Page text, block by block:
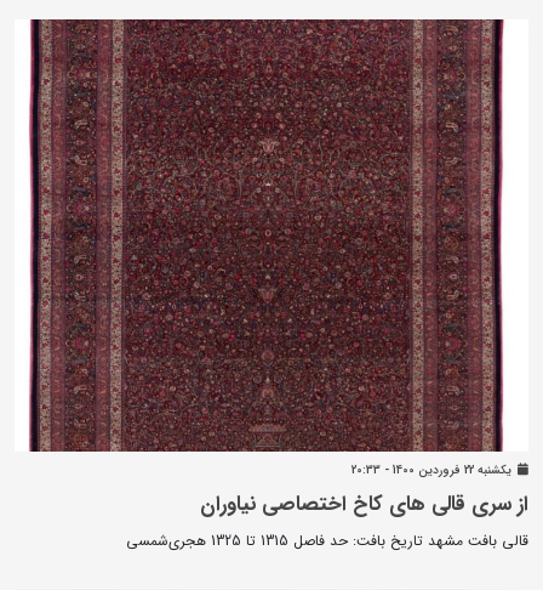
يکشنبه 22 فروردين 1400 - 20:33
از سری قالی های کاخ اختصاصی نیاوران
قالی بافت مشهد تاریخ بافت: حد فاصل 1315 تا 1325 هجری‌شمسی